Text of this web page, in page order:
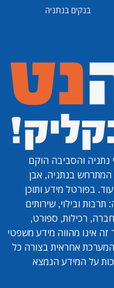
בנקים בנתניה
נתניה והסביבה הוקם
המתרחש בנתניה, אבן
בפורטל מידע ותוכן
ובילוי, שירותים
רכילות, ספורט,
אינו מהווה מידע משפטי
המערכת אחראית בצורה כל
על המידע הנמצא